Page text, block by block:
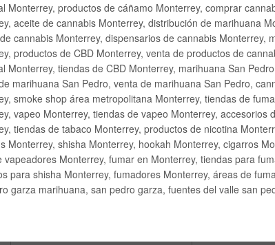
Monterrey, productos de cáñamo Monterrey, comprar
aceite de cannabis Monterrey, distribución de marihuana
cannabis Monterrey, dispensarios de cannabis
productos de CBD Monterrey, venta de productos de
Monterrey, tiendas de CBD Monterrey, marihuana San
marihuana San Pedro, venta de marihuana San Pedro,
smoke shop área metropolitana Monterrey, tiendas de
vapeo Monterrey, tiendas de vapeo Monterrey,
tiendas de tabaco Monterrey, productos de nicotina
Monterrey, shisha Monterrey, hookah Monterrey, cigarros
vapeadores Monterrey, fumar en Monterrey, tiendas para
para shisha Monterrey, fumadores Monterrey, áreas de
garza marihuana, san pedro garza, fuentes del valle san